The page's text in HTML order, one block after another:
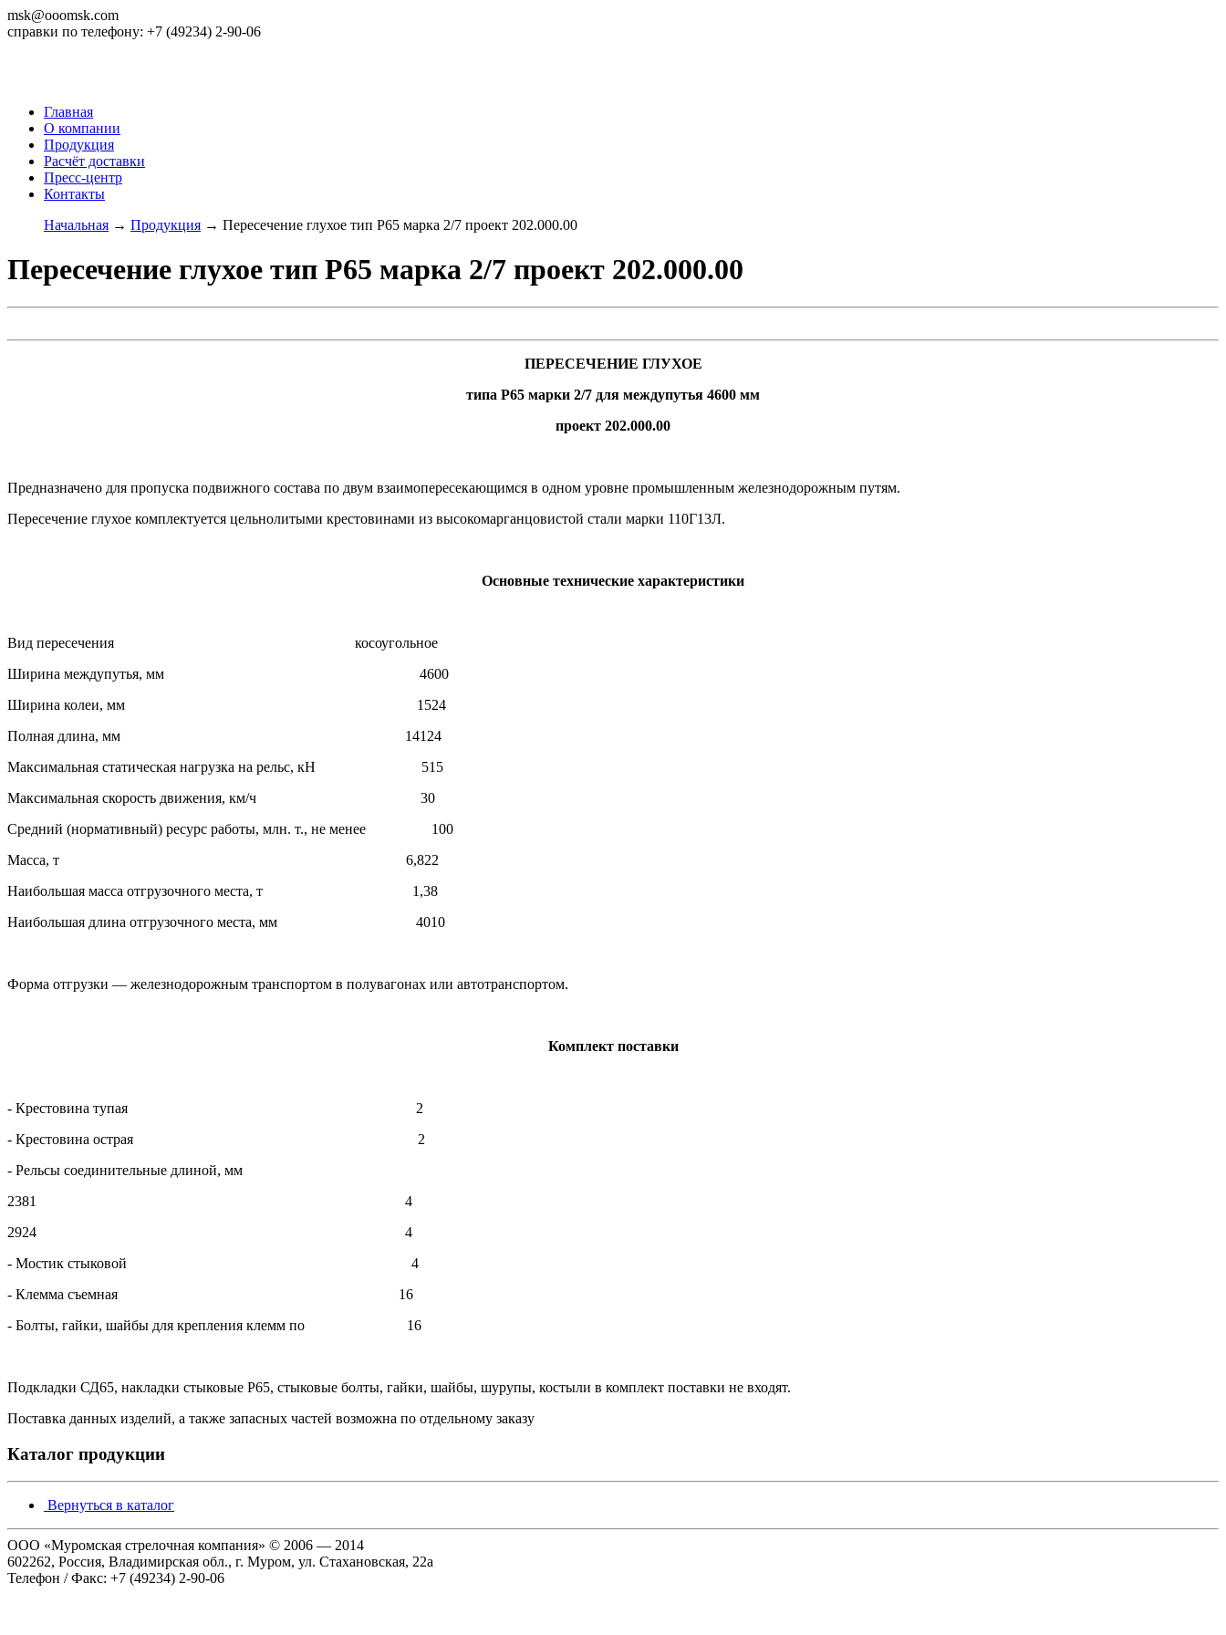
msk@ooomsk.com
справки по телефону: +7 (49234) 2-90-06
Главная
О компании
Продукция
Расчёт доставки
Пресс-центр
Контакты
Начальная → Продукция → Пересечение глухое тип Р65 марка 2/7 проект 202.000.00
Пересечение глухое тип Р65 марка 2/7 проект 202.000.00
ПЕРЕСЕЧЕНИЕ ГЛУХОЕ
типа Р65 марки 2/7 для междупутья 4600 мм
проект 202.000.00
Предназначено для пропуска подвижного состава по двум взаимопересекающимся в одном уровне промышленным железнодорожным путям.
Пересечение глухое комплектуется цельнолитыми крестовинами из высокомарганцовистой стали марки 110Г13Л.
Основные технические характеристики
Вид пересечения косоугольное
Ширина междупутья, мм 4600
Ширина колеи, мм 1524
Полная длина, мм 14124
Максимальная статическая нагрузка на рельс, кН 515
Максимальная скорость движения, км/ч 30
Средний (нормативный) ресурс работы, млн. т., не менее 100
Масса, т 6,822
Наибольшая масса отгрузочного места, т 1,38
Наибольшая длина отгрузочного места, мм 4010
Форма отгрузки — железнодорожным транспортом в полувагонах или автотранспортом.
Комплект поставки
- Крестовина тупая 2
- Крестовина острая 2
- Рельсы соединительные длиной, мм
2381 4
2924 4
- Мостик стыковой 4
- Клемма съемная 16
- Болты, гайки, шайбы для крепления клемм по 16
Подкладки СД65, накладки стыковые Р65, стыковые болты, гайки, шайбы, шурупы, костыли в комплект поставки не входят.
Поставка данных изделий, а также запасных частей возможна по отдельному заказу
Каталог продукции
Вернуться в каталог
ООО «Муромская стрелочная компания» © 2006 — 2014
602262, Россия, Владимирская обл., г. Муром, ул. Стахановская, 22а
Телефон / Факс: +7 (49234) 2-90-06